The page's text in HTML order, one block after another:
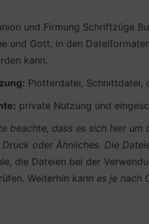
und Firmung Schriftzüge
und Gott, in den
kann.
Plotterdatei, Schnittdatei,
private Nutzung und
beachte, dass es sich hier um
oder Ähnliches. Die
die Dateien bei der
Weiterhin kann es je nach